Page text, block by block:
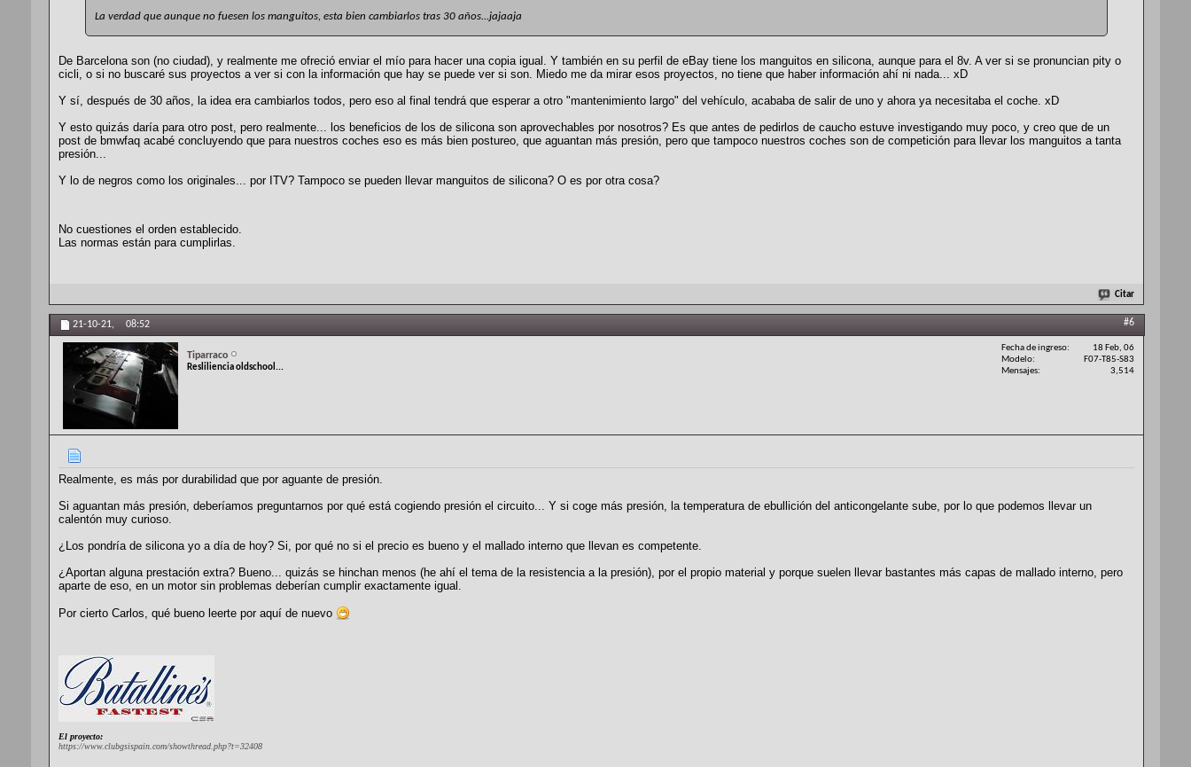
La verdad que aunque no fuesen los manguitos, esta bien cambiarlos tras 30 años...jajaaja
De Barcelona son (no ciudad), y realmente me ofreció enviar el mío para hacer una copia igual. Y también en su perfil de eBay tiene los manguitos en silicona, aunque para el 8v. A ver si se pronuncian pity o
cicli, o si no buscaré sus proyectos a ver si con la información que hay se puede ver si son. Miedo me da mirar esos proyectos, no tiene que haber información ahí ni nada... xD
Y sí, después de 30 años, la idea era cambiarlos todos, pero eso al final tendrá que esperar a otro "mantenimiento largo" del vehículo, acababa de salir de uno y ahora ya necesitaba el coche. xD
Y esto quizás daría para otro post, pero realmente... los beneficios de los de silicona son aprovechables por nosotros? Es que antes de pedirlos de caucho estuve investigando muy poco, y creo que de un
post de bmwfaq acabé concluyendo que para nuestros coches eso es más bien postureo, que aguantan más presión, pero que tampoco nuestros coches son de competición para llevar los manguitos a tanta
presión...
Y lo de negros como los originales... por ITV? Tampoco se pueden llevar manguitos de silicona? O es por otra cosa?
No cuestiones el orden establecido.
Las normas están para cumplirlas.
Citar
21-10-21, 08:52 #6
Tiparraco
Resliliencia oldschool...
Fecha de ingreso
18 Feb, 06
Modelo
F07-T85-S83
Mensajes
3,514
Realmente, es más por durabilidad que por aguante de presión.
Si aguantan más presión, deberíamos preguntarnos por qué está cogiendo presión el circuito... Y si coge más presión, la temperatura de ebullición del anticongelante sube, por lo que podemos llevar un
calentón muy curioso.
¿Los pondría de silicona yo a día de hoy? Si, por qué no si el precio es bueno y el mallado interno que llevan es competente.
¿Aportan alguna prestación extra? Bueno... quizás se hinchan menos (he ahí el tema de la resistencia a la presión), por el propio material y porque suelen llevar bastantes más capas de mallado interno, pero
aparte de eso, en un motor sin problemas deberían cumplir exactamente igual.
Por cierto Carlos, qué bueno leerte por aquí de nuevo
El proyecto:
https://www.clubgsispain.com/showthread.php?t=32408